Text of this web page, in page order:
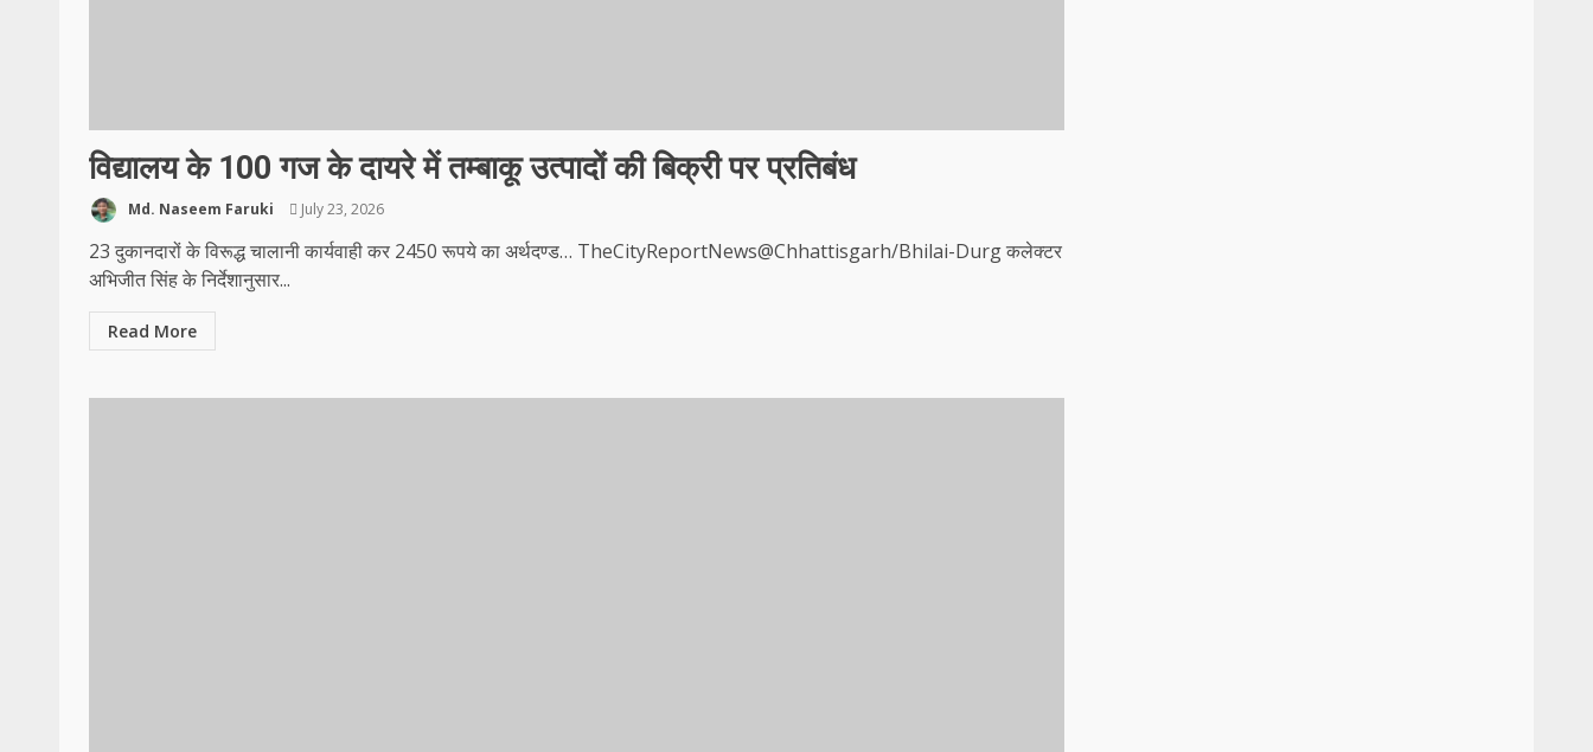
विद्यालय के 100 गज के दायरे में तम्बाकू उत्पादों की बिक्री पर प्रतिबंध
Md. Naseem Faruki July 23, 2026
23 दुकानदारों के विरूद्ध चालानी कार्यवाही कर 2450 रूपये का अर्थदण्ड… TheCityReportNews@Chhattisgarh/Bhilai-Durg कलेक्टर
अभिजीत सिंह के निर्देशानुसार...
Read More